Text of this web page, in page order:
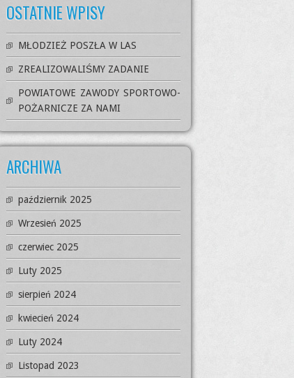
OSTATNIE WPISY
MŁODZIEŻ POSZŁA W LAS
ZREALIZOWALIŚMY ZADANIE
POWIATOWE ZAWODY SPORTOWO-
POŻARNICZE ZA NAMI
ARCHIWA
październik 2025
Wrzesień 2025
czerwiec 2025
Luty 2025
sierpień 2024
kwiecień 2024
Luty 2024
Listopad 2023